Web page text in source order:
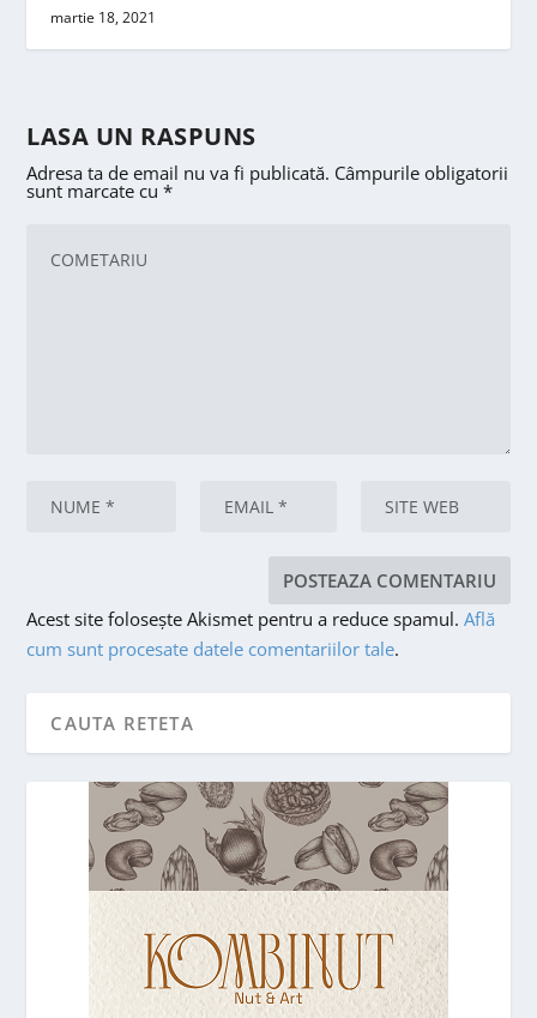
martie 18, 2021
LASA UN RASPUNS
Adresa ta de email nu va fi publicată. Câmpurile obligatorii
sunt marcate cu*
Acest site folosește Akismet pentru a reduce spamul.Află
cum sunt procesate datele comentariilor tale.